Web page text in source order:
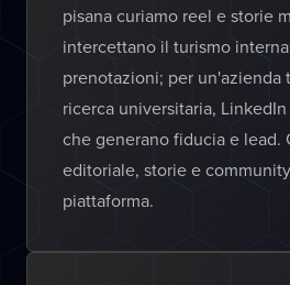
pisana curiamo reel e storie
intercettano il turismo
prenotazioni; per un'azienda
ricerca universitaria,
che generano fiducia e lead.
editoriale, storie e
piattaforma.